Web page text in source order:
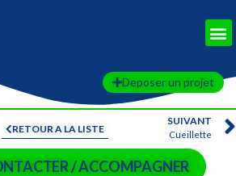
Deposer un projet
RETOUR A LA LISTE
SUIVANT
Cueillette
/ ACCOMPAGNER